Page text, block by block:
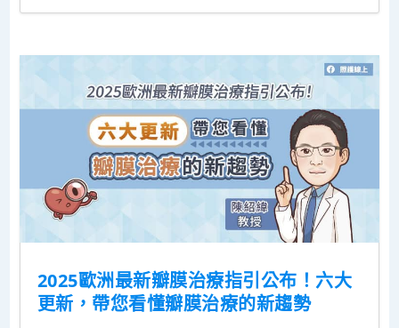
2025歐洲最新瓣膜治療指引公布！六大
更新，帶您看懂瓣膜治療的新趨勢